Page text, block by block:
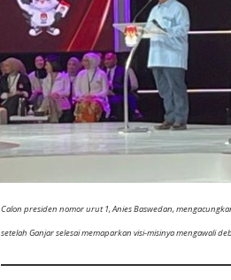
Calon presiden nomor urut 1, Anies Baswedan,
setelah Ganjar selesai memaparkan visi-misinya mengawali